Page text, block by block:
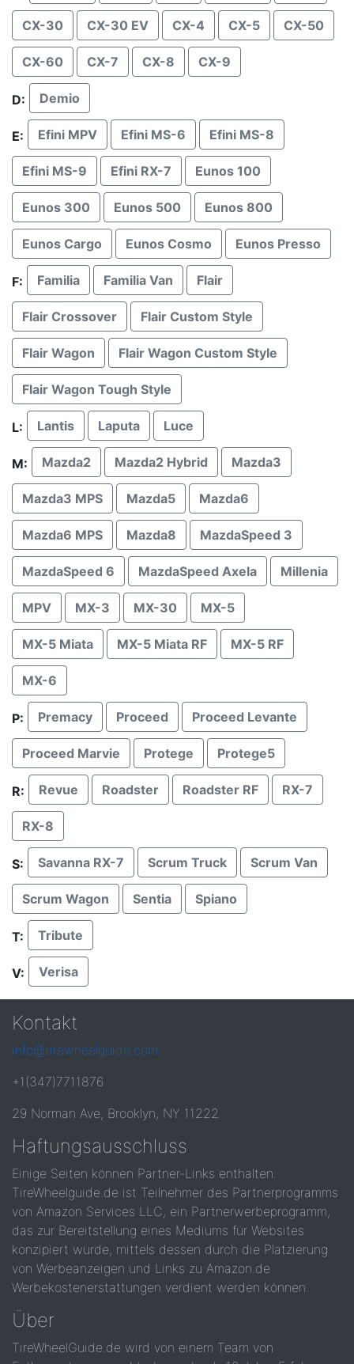
CX-30 CX-30 EV CX-4 CX-5 CX-50
CX-60 CX-7 CX-8 CX-9
D: Demio
E: Efini MPV Efini MS-6 Efini MS-8
Efini MS-9 Efini RX-7 Eunos 100
Eunos 300 Eunos 500 Eunos 800
Eunos Cargo Eunos Cosmo Eunos Presso
F: Familia Familia Van Flair
Flair Crossover Flair Custom Style
Flair Wagon Flair Wagon Custom Style
Flair Wagon Tough Style
L: Lantis Laputa Luce
M: Mazda2 Mazda2 Hybrid Mazda3
Mazda3 MPS Mazda5 Mazda6
Mazda6 MPS Mazda8 MazdaSpeed 3
MazdaSpeed 6 MazdaSpeed Axela Millenia
MPV MX-3 MX-30 MX-5
MX-5 Miata MX-5 Miata RF MX-5 RF
MX-6
P: Premacy Proceed Proceed Levante
Proceed Marvie Protege Protege5
R: Revue Roadster Roadster RF RX-7
RX-8
S: Savanna RX-7 Scrum Truck Scrum Van
Scrum Wagon Sentia Spiano
T: Tribute
V: Verisa
Kontakt
info@tirewheelguide.com
+1(347)7711876
29 Norman Ave, Brooklyn, NY 11222
Haftungsausschluss
Einige Seiten können Partner-Links enthalten.
TireWheelguide.de ist Teilnehmer des Partnerprogramms
von Amazon Services LLC, ein Partnerwerbeprogramm,
das zur Bereitstellung eines Mediums für Websites
konzipiert wurde, mittels dessen durch die Platzierung
von Werbeanzeigen und Links zu Amazon.de
Werbekostenerstattungen verdient werden können.
Über
TireWheelGuide.de wird von einem Team von